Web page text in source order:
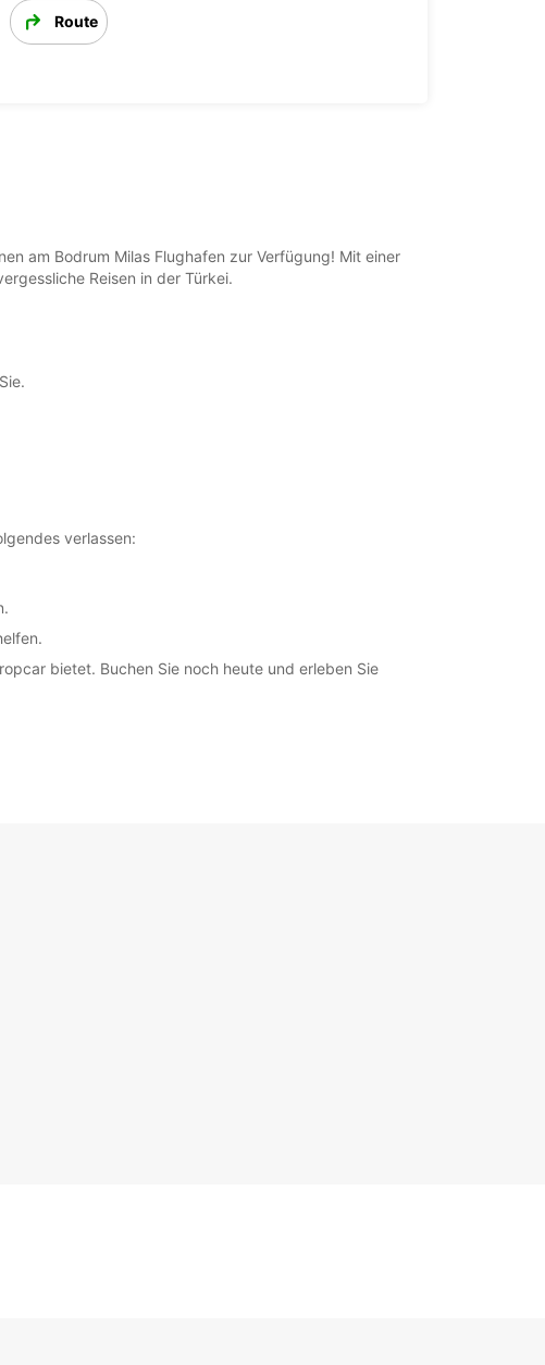
Route
am Bodrum Milas Flughafen zur Verfügung! Mit einer
Reisen in der Türkei.
verlassen:
bietet. Buchen Sie noch heute und erleben Sie